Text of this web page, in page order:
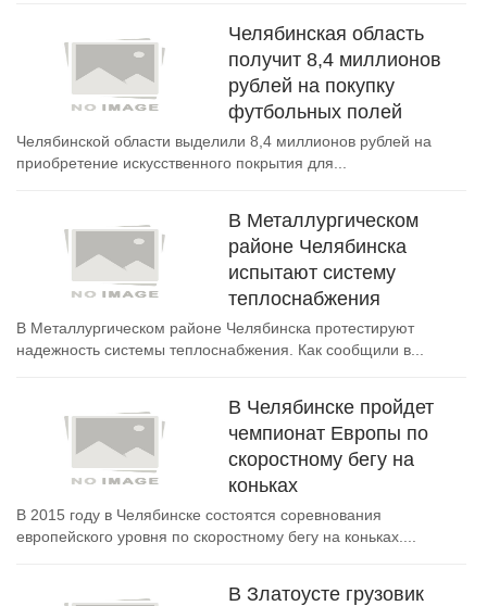
Челябинская область
получит 8,4 миллионов
рублей на покупку
футбольных полей
Челябинской области выделили 8,4 миллионов рублей на
приобретение искусственного покрытия для...
В Металлургическом
районе Челябинска
испытают систему
теплоснабжения
В Металлургическом районе Челябинска протестируют
надежность системы теплоснабжения. Как сообщили в...
В Челябинске пройдет
чемпионат Европы по
скоростному бегу на
коньках
В 2015 году в Челябинске состоятся соревнования
европейского уровня по скоростному бегу на коньках....
В Златоусте грузовик